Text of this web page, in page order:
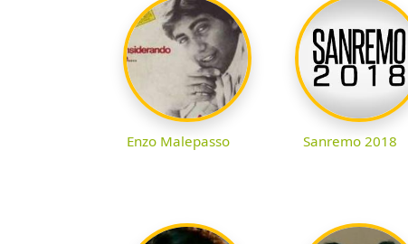
Enzo Malepasso Sanremo 2018